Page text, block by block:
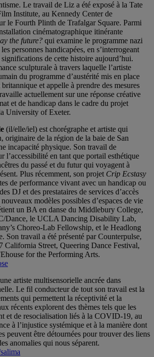
Le travail de Liz a été exposé à la Tate
Institute, au Kennedy Center de
le Fourth Plinth de Trafalgar Square. Parmi
cinématographique itinérante
the future? qui examine le programme nazi
personnes handicapées, en s’interrogeant
significations de cette histoire aujourd’hui.
sculpturale à travers laquelle l’artiste
du programme d’austérité mis en place
et appelle à prendre des mesures
actuellement sur une réponse créative
et de handicap dans le cadre du projet
University of Exeter.
(il/elle/iel) est chorégraphe et artiste qui
originaire de la région de la baie de San
incapacité physique. Son travail de
l’accessibilité en tant que portail esthétique
du passé et du futur qui voyagent à
Plus récemment, son projet Crip Ecstasy
de performance vivant avec un handicap ou
DJ et des prestataires de services d’accès
modèles possibles d’espaces de vie
un BA en danse du Middlebury College,
Dance, le UCLA Dancing Disability Lab,
Choreo-Lab Fellowship, et le Headlong
Son travail a été présenté par Counterpulse,
California Street, Queering Dance Festival,
for the Performing Arts.
artiste multisensorielle ancrée dans
Le fil conducteur de tout son travail est la
qui permettent la réceptivité et la
récents explorent des thèmes tels que les
et de resocialisation liés à la COVID-19, au
à l’injustice systémique et à la manière dont
peuvent être détournées pour trouver des liens
anomalies qui nous séparent.